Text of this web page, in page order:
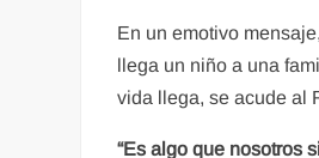
En un emotivo
llega un niño a una
vida llega, se acude al
“Es algo que nosotros